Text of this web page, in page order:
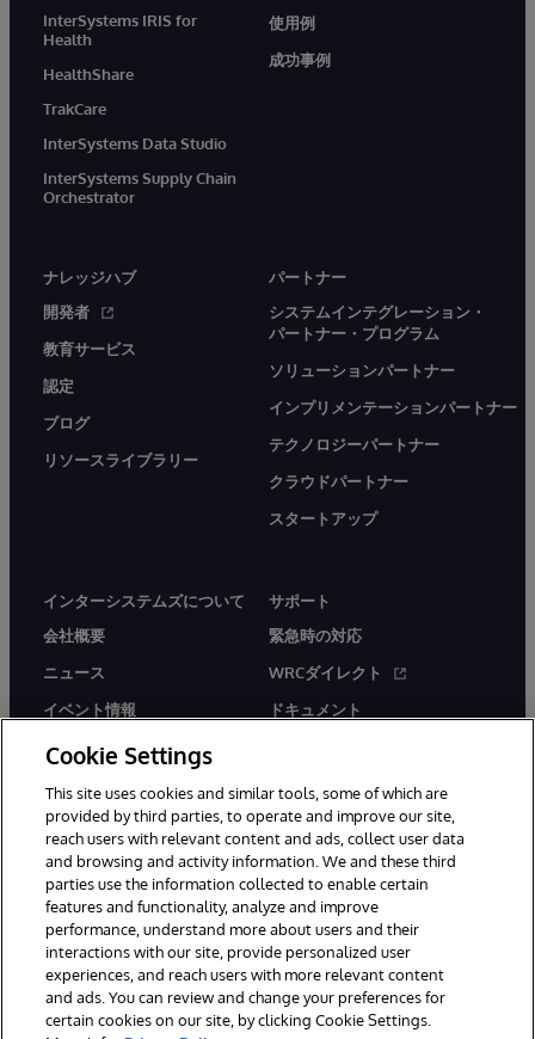
InterSystems IRIS for
Health
HealthShare
TrakCare
InterSystems Data Studio
InterSystems Supply Chain
Orchestrator
使用例
成功事例
ナレッジハブ
開発者
教育サービス
認定
ブログ
リソースライブラリー
パートナー
システムインテグレーション・
パートナー・プログラム
ソリューションパートナー
インプリメンテーションパートナー
テクノロジーパートナー
クラウドパートナー
スタートアップ
インターシステムズについて
会社概要
ニュース
イベント情報
採用情報
サポート
緊急時の対応
WRCダイレクト
ドキュメント
© 1996-2026Y InterSystems Corporation, Boston, MA. All Rights
Reserved.
お知らせ／ご利用規約
プライバシーステートメント
保証について
アクセシビリティ
Cookie Settings
This site uses cookies and similar tools, some of which are
provided by third parties, to operate and improve our site,
reach users with relevant content and ads, collect user data
and browsing and activity information. We and these third
parties use the information collected to enable certain
features and functionality, analyze and improve
performance, understand more about users and their
interactions with our site, provide personalized user
experiences, and reach users with more relevant content
and ads. You can review and change your preferences for
certain cookies on our site, by clicking Cookie Settings.